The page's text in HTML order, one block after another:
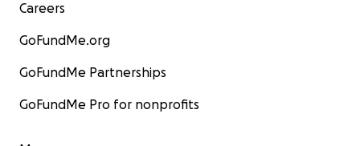
Careers
GoFundMe.org
GoFundMe Partnerships
GoFundMe Pro for nonprofits